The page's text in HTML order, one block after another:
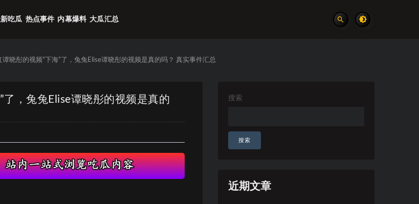
吃瓜 热点事件 内幕爆料 大瓜汇总
晓彤的视频“下海”了，兔兔Elise谭晓彤的视频是真的吗？ 真实事件汇总
，兔兔Elise谭晓彤的视频是真的
搜索
搜索
近期文章